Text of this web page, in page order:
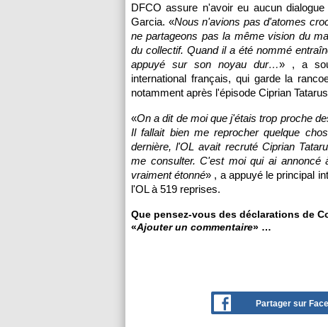
DFCO assure n'avoir eu aucun
Garcia. «Nous n'avions pas d'atomes
ne partageons pas la même vision du
du collectif. Quand il a été nommé
appuyé sur son noyau dur…» , a
international français, qui garde la
notamment après l'épisode Ciprian
«On a dit de moi que j'étais trop proche
Il fallait bien me reprocher quelque
dernière, l'OL avait recruté Ciprian
me consulter. C'est moi qui ai
vraiment étonné» , a appuyé le principal
l'OL à 519 reprises.
Que pensez-vous des déclarations de
«Ajouter un commentaire» …
Partager sur